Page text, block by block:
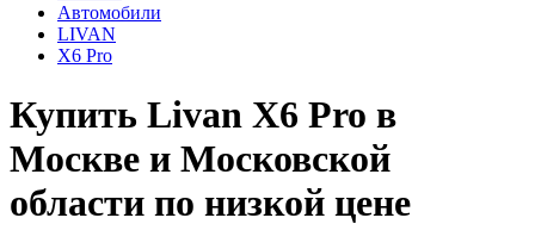
Автомобили
LIVAN
X6 Pro
Купить Livan X6 Pro в
Москве и Московской
области по низкой цене